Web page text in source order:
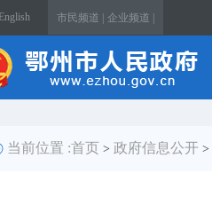
English 市民频道 | 企业频道 |
当前位置 :首页 > 政府信息公开 >